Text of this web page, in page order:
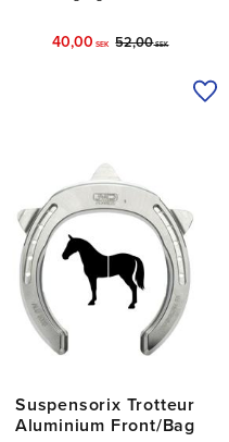
40,00 SEK 52,00SEK
Suspensorix Trotteur
Aluminium Front/Bag